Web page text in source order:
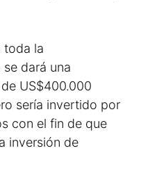
toda la
dará una
US$400.000
sería invertido por
con el fin de que
inversión de